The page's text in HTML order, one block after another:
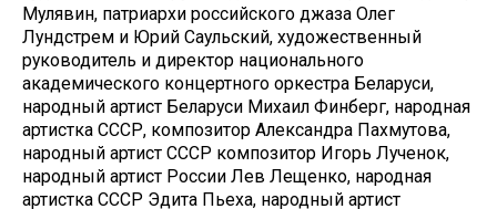
Мулявин, патриархи российского джаза Олег
Лундстрем и Юрий Саульский, художественный
руководитель и директор национального
академического концертного оркестра Беларуси,
народный артист Беларуси Михаил Финберг, народная
артистка СССР, композитор Александра Пахмутова,
народный артист CCCР композитор Игорь Лученок,
народный артист России Лев Лещенко, народная
артистка СССР Эдита Пьеха, народный артист